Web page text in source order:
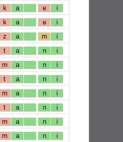
k a ʁ i
k a ʁ i
z a m i
t a n i
m a n i
t a n i
m a n i
t a n i
m a n i
m a n i